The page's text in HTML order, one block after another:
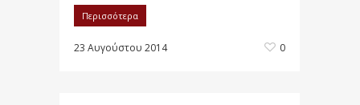
Περισσότερα
23 Αυγούστου 2014 0